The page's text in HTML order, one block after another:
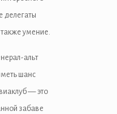
делегаты
умение.
альт
шанс
— это
забаве